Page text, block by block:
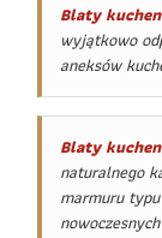
Blaty
wyjątkowo
aneksów
Blaty
naturalnego
marmuru